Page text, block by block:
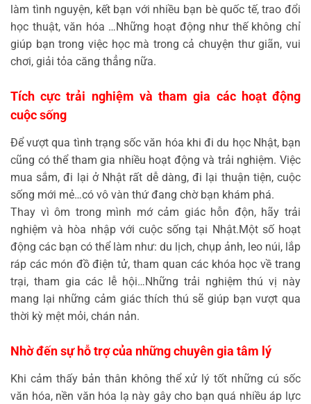
làm tình nguyện, kết bạn với nhiều bạn bè quốc tế, trao đổi
học thuật, văn hóa …Những hoạt động như thế không chỉ
giúp bạn trong việc học mà trong cả chuyện thư giãn, vui
chơi, giải tỏa căng thẳng nữa.
Tích cực trải nghiệm và tham gia các hoạt động
cuộc sống
Để vượt qua tình trạng sốc văn hóa khi đi du học Nhật, bạn
cũng có thể tham gia nhiều hoạt động và trải nghiệm. Việc
mua sắm, đi lại ở Nhật rất dễ dàng, đi lại thuận tiện, cuộc
sống mới mẻ…có vô vàn thứ đang chờ bạn khám phá.
Thay vì ôm trong mình mớ cảm giác hỗn độn, hãy trải
nghiệm và hòa nhập với cuộc sống tại Nhật.Một số hoạt
động các bạn có thể làm như: du lịch, chụp ảnh, leo núi, lắp
ráp các món đồ điện tử, tham quan các khóa học về trang
trại, tham gia các lễ hội…Những trải nghiệm thú vị này
mang lại những cảm giác thích thú sẽ giúp bạn vượt qua
thời kỳ mệt mỏi, chán nản.
Nhờ đến sự hỗ trợ của những chuyên gia tâm lý
Khi cảm thấy bản thân không thể xử lý tốt những cú sốc
văn hóa, nền văn hóa lạ này gây cho bạn quá nhiều áp lực